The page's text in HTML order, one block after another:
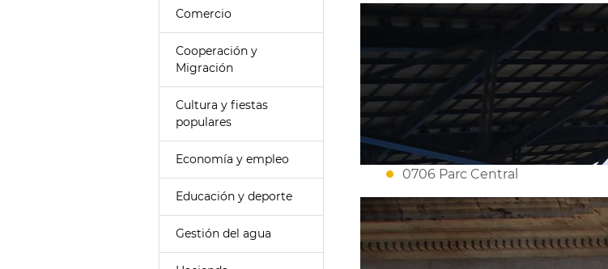
Comercio
Cooperación y
Migración
Cultura y fiestas
populares
Economía y empleo
Educación y deporte
Gestión del agua
0706 Parc Central